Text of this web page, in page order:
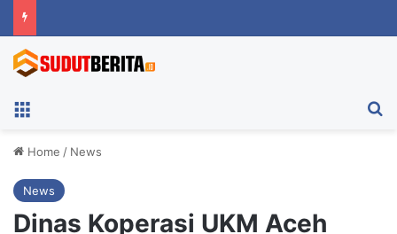
Home / News
News
Dinas Koperasi UKM Aceh